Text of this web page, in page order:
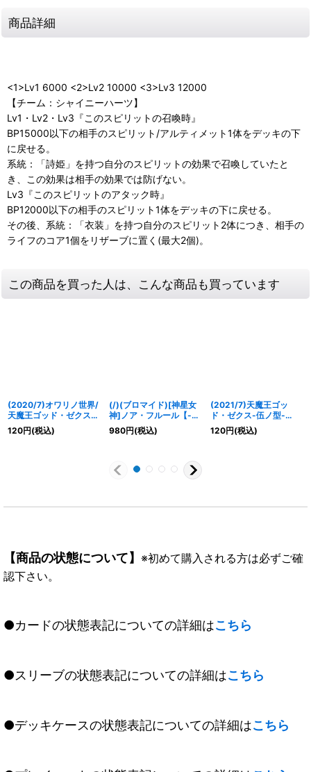
商品詳細
<1>Lv1 6000 <2>Lv2 10000 <3>Lv3 12000
【チーム：シャイニーハーツ】
Lv1・Lv2・Lv3『このスピリットの召喚時』
BP15000以下の相手のスピリット/アルティメット1体をデッキの下
に戻せる。
系統：「詩姫」を持つ自分のスピリットの効果で召喚していたと
き、この効果は相手の効果では防げない。
Lv3『このスピリットのアタック時』
BP12000以下の相手のスピリット1体をデッキの下に戻せる。
その後、系統：「衣装」を持つ自分のスピリット2体につき、相手の
ライフのコア1個をリザーブに置く(最大2個)。
この商品を買った人は、こんな商品も買っています
(2020/7)オワリノ世界/
天魔王ゴッド・ゼクス-
焉ノ型-【転醒R】
{SD57-006a/SD57-
120円(税込)
(/)(ブロマイド)[神星女
神]ノア・フルール【-】
{D07-01}《》
980円(税込)
(2021/7)天魔王ゴッ
ド・ゼクス-伍ノ型-
【C】{BS55-RV004}
《白》
120円(税込)
【商品の状態について】 ※初めて購入される方は必ずご確
認下さい。
●カードの状態表記についての詳細はこちら
●スリーブの状態表記についての詳細はこちら
●デッキケースの状態表記についての詳細はこちら